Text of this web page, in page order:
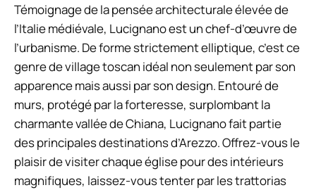
Témoignage de la pensée architecturale élevée de
l’Italie médiévale, Lucignano est un chef-d’œuvre de
l’urbanisme. De forme strictement elliptique, c’est ce
genre de village toscan idéal non seulement par son
apparence mais aussi par son design. Entouré de
murs, protégé par la forteresse, surplombant la
charmante vallée de Chiana, Lucignano fait partie
des principales destinations d’Arezzo. Offrez-vous le
plaisir de visiter chaque église pour des intérieurs
magnifiques, laissez-vous tenter par les trattorias